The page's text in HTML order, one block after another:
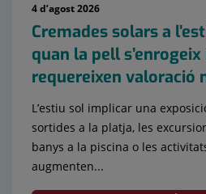
4 d’agost 2026
Cremades solars a
quan la pell
requereixen valoració
L’estiu sol implicar una
sortides a la platja, les
banys a la piscina o les
augmenten...